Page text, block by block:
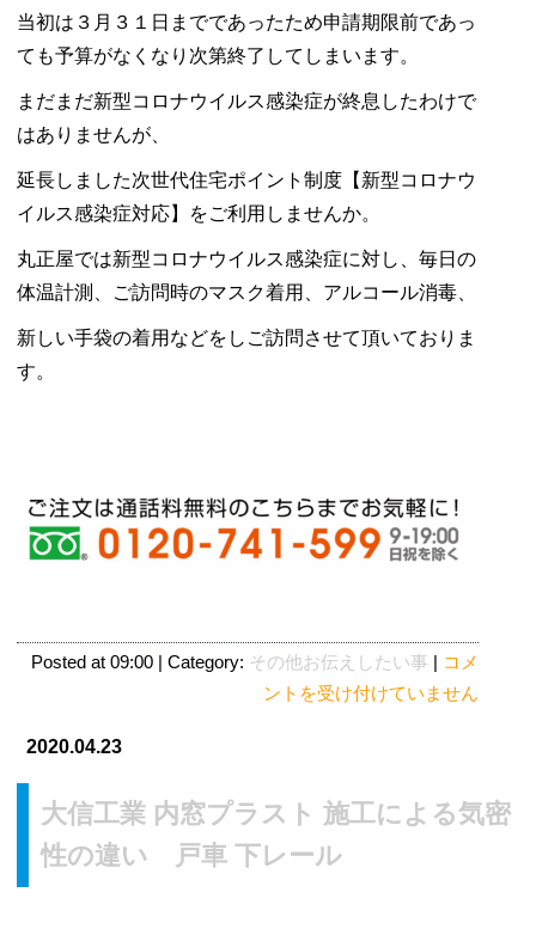
当初は３月３１日までであったため申請期限前であっ
ても予算がなくなり次第終了してしまいます。
まだまだ新型コロナウイルス感染症が終息したわけで
はありませんが、
延長しました次世代住宅ポイント制度【新型コロナウ
イルス感染症対応】をご利用しませんか。
丸正屋では新型コロナウイルス感染症に対し、毎日の
体温計測、ご訪問時のマスク着用、アルコール消毒、
新しい手袋の着用などをしご訪問させて頂いておりま
す。
Posted at 09:00 | Category: その他お伝えしたい事
次
世
ポ
コメ
ントを受け付けていません
2020.04.23
大信工業 内窓プラスト 施工による気密
性の違い 戸車 下レール